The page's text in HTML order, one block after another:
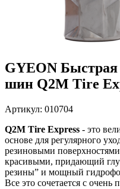
GYEON
шин Q2M Tire
Артикул: 010704
Q2M Tire Express - это
основе для регулярного
резиновыми
красивыми, придающий
резины” и мощный
Все это сочетается с